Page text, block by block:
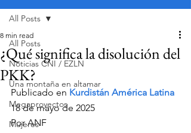
All Posts
Noticias CNI / EZLN
Una montaña en altamar
Megaproyectos
Mujeres
All Posts
¿Qué significa la disolución del
PKK?
8 min read
Publicado en Kurdistán América Latina
18 de mayo de 2025
Por ANF